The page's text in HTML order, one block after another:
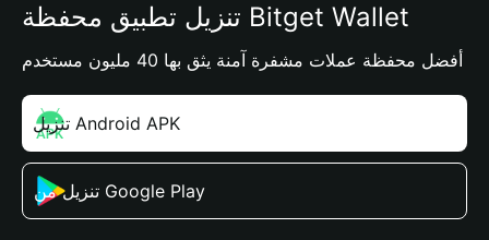
تنزيل تطبيق محفظة Bitget Wallet
أفضل محفظة عملات مشفرة آمنة يثق بها 40 مليون مستخدم
تنزيل Android APK
تنزيل من Google Play